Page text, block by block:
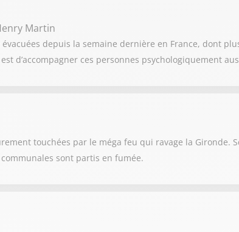
Martin
depuis la semaine dernière en France, dont
d’accompagner ces personnes psychologiquement
touchées par le méga feu qui ravage la Gironde.
sont partis en fumée.